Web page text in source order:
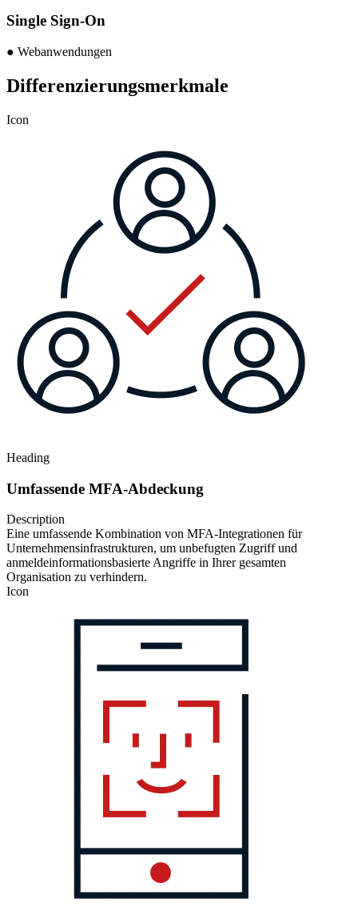
Single Sign-On
● Webanwendungen
Differenzierungsmerkmale
Icon
Heading
Umfassende MFA-Abdeckung
Description
Eine umfassende Kombination von MFA-Integrationen für
Unternehmensinfrastrukturen, um unbefugten Zugriff und
anmeldeinformationsbasierte Angriffe in Ihrer gesamten
Organisation zu verhindern.
Icon